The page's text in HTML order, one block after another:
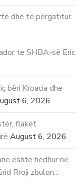
dhe të përgatitur.
te SHBA-së Eric
bëri Kroacia dhe
6, 2026
flakët
August 6, 2026
është hedhur në
Rroji zbulon…